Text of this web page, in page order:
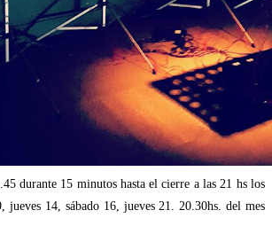
durante 15 minutos hasta el cierre a las 21 hs los
jueves 14, sábado 16, jueves 21. 20.30hs. del mes